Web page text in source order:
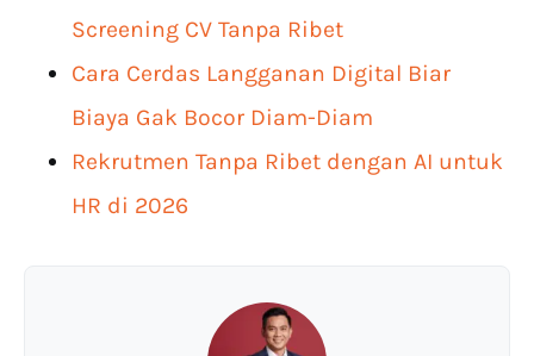
Screening CV Tanpa Ribet
Cara Cerdas Langganan Digital Biar
Biaya Gak Bocor Diam-Diam
Rekrutmen Tanpa Ribet dengan AI untuk
HR di 2026